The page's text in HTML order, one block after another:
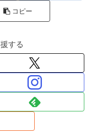
コピー
する